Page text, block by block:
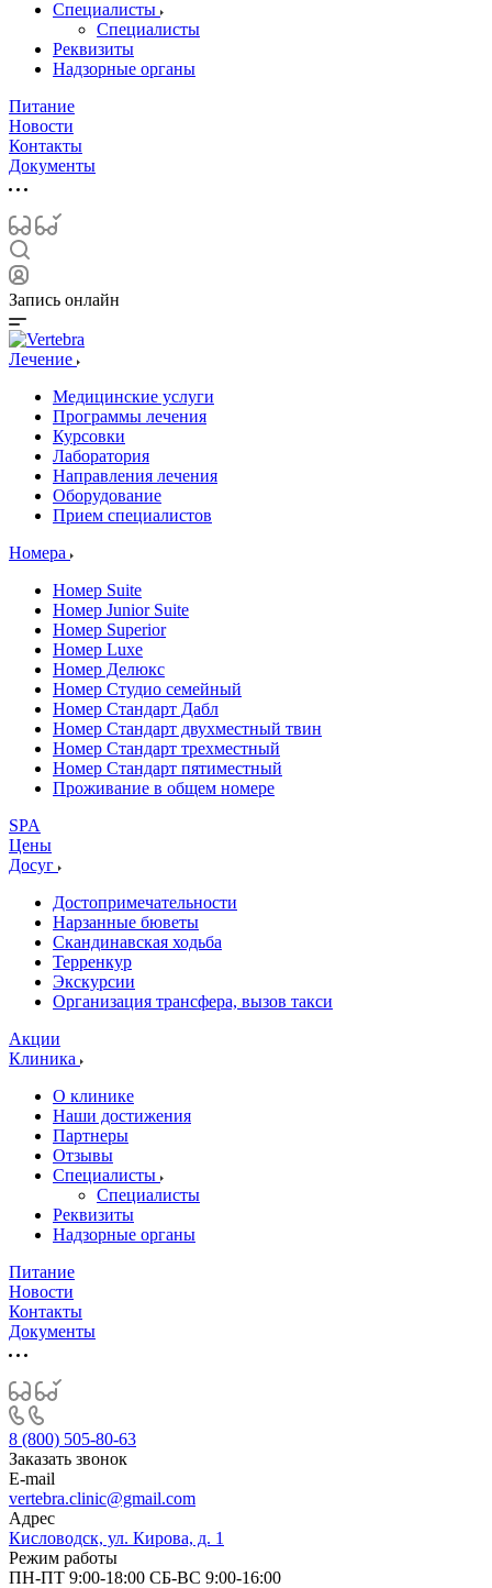
Специалисты
Специалисты
Реквизиты
Надзорные органы
Питание
Новости
Контакты
Документы
Запись онлайн
Лечение
Медицинские услуги
Программы лечения
Курсовки
Лаборатория
Направления лечения
Оборудование
Прием специалистов
Номера
Номер Suite
Номер Junior Suite
Номер Superior
Номер Luxe
Номер Делюкс
Номер Студио семейный
Номер Стандарт Дабл
Номер Стандарт двухместный твин
Номер Стандарт трехместный
Номер Стандарт пятиместный
Проживание в общем номере
SPA
Цены
Досуг
Достопримечательности
Нарзанные бюветы
Скандинавская ходьба
Терренкур
Экскурсии
Организация трансфера, вызов такси
Акции
Клиника
О клинике
Наши достижения
Партнеры
Отзывы
Специалисты
Специалисты
Реквизиты
Надзорные органы
Питание
Новости
Контакты
Документы
8 (800) 505-80-63
Заказать звонок
E-mail
vertebra.clinic@gmail.com
Адрес
Кисловодск, ул. Кирова, д. 1
Режим работы
ПН-ПТ 9:00-18:00 СБ-ВС 9:00-16:00